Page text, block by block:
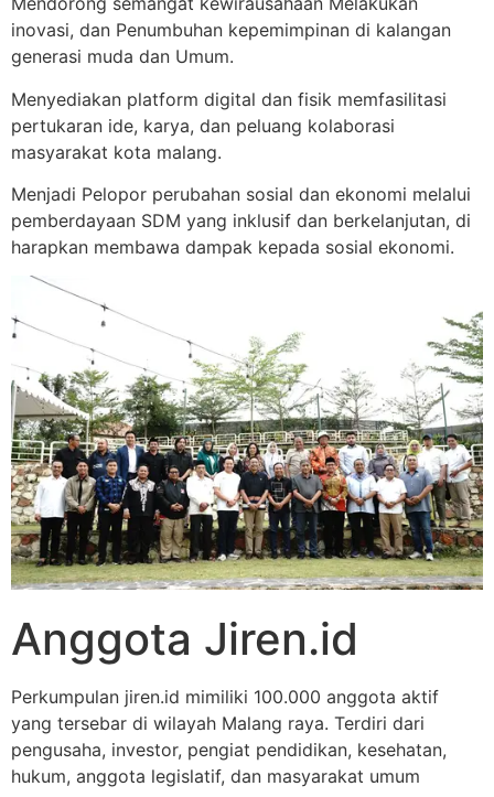
inovasi, dan Penumbuhan kepemimpinan di kalangan
generasi muda dan Umum.
Menyediakan platform digital dan fisik memfasilitasi
pertukaran ide, karya, dan peluang kolaborasi
masyarakat kota malang.
Menjadi Pelopor perubahan sosial dan ekonomi melalui
pemberdayaan SDM yang inklusif dan berkelanjutan, di
harapkan membawa dampak kepada sosial ekonomi.
Anggota Jiren.id
Perkumpulan jiren.id mimiliki 100.000 anggota aktif
yang tersebar di wilayah Malang raya. Terdiri dari
pengusaha, investor, pengiat pendidikan, kesehatan,
hukum, anggota legislatif, dan masyarakat umum